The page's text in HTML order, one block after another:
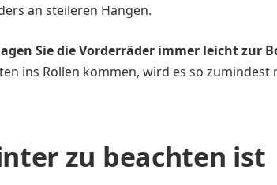
an steileren Hängen.
Sie die Vorderräder immer leicht zur
ins Rollen kommen, wird es so
zu beachten ist